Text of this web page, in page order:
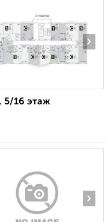
›
5/16 этаж
›